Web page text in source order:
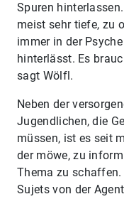
Spuren
meist sehr tiefe, zu
immer in der
hinterlässt. Es
sagt Wölfl.
Neben der
Jugendlichen, die
müssen, ist es seit
der möwe, zu
Thema zu
Sujets von der